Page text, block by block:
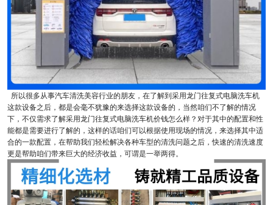
所以很多从事汽车清洗美容行业的朋友，在了解到采用龙门往复式电脑洗车机
这款设备之后，都是会毫不犹豫的来选择这款设备的，当然咱们不了解的情况
下，不仅需求了解采用龙门往复式电脑洗车机价钱怎么样？对于其中的配置和性
能都是需要进行了解的，这样的话咱们可以根据使用现场的情况，来选择其中适
合的一款配置，在帮助我们轻松解决各种车型的清洗问题之后，快速的清洗速度
更是帮助咱们带来巨大的经济收益，可谓是一举两得。